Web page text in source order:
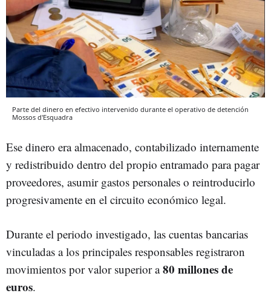
Parte del dinero en efectivo intervenido durante el operativo de detención
Mossos d'Esquadra
Ese dinero era almacenado, contabilizado internamente
y redistribuido dentro del propio entramado para pagar
proveedores, asumir gastos personales o reintroducirlo
progresivamente en el circuito económico legal.
Durante el periodo investigado, las cuentas bancarias
vinculadas a los principales responsables registraron
movimientos por valor superior a80 millones de
euros.